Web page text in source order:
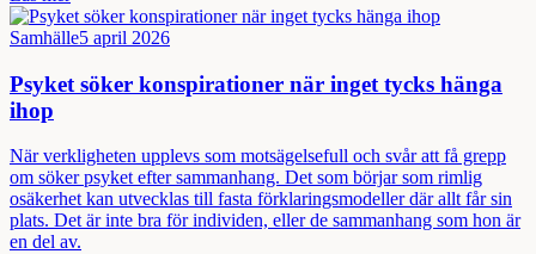
Samhälle5 april 2026
Psyket söker konspirationer när inget tycks hänga
ihop
När verkligheten upplevs som motsägelsefull och svår att få grepp
om söker psyket efter sammanhang. Det som börjar som rimlig
osäkerhet kan utvecklas till fasta förklaringsmodeller där allt får sin
plats. Det är inte bra för individen, eller de sammanhang som hon är
en del av.